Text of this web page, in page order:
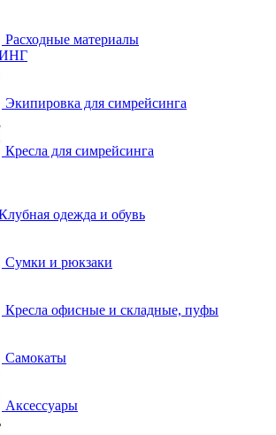
Расходные материалы
Экипировка для симрейсинга
Кресла для симрейсинга
одежда и обувь
Сумки и рюкзаки
Кресла офисные и складные, пуфы
Самокаты
Аксессуары